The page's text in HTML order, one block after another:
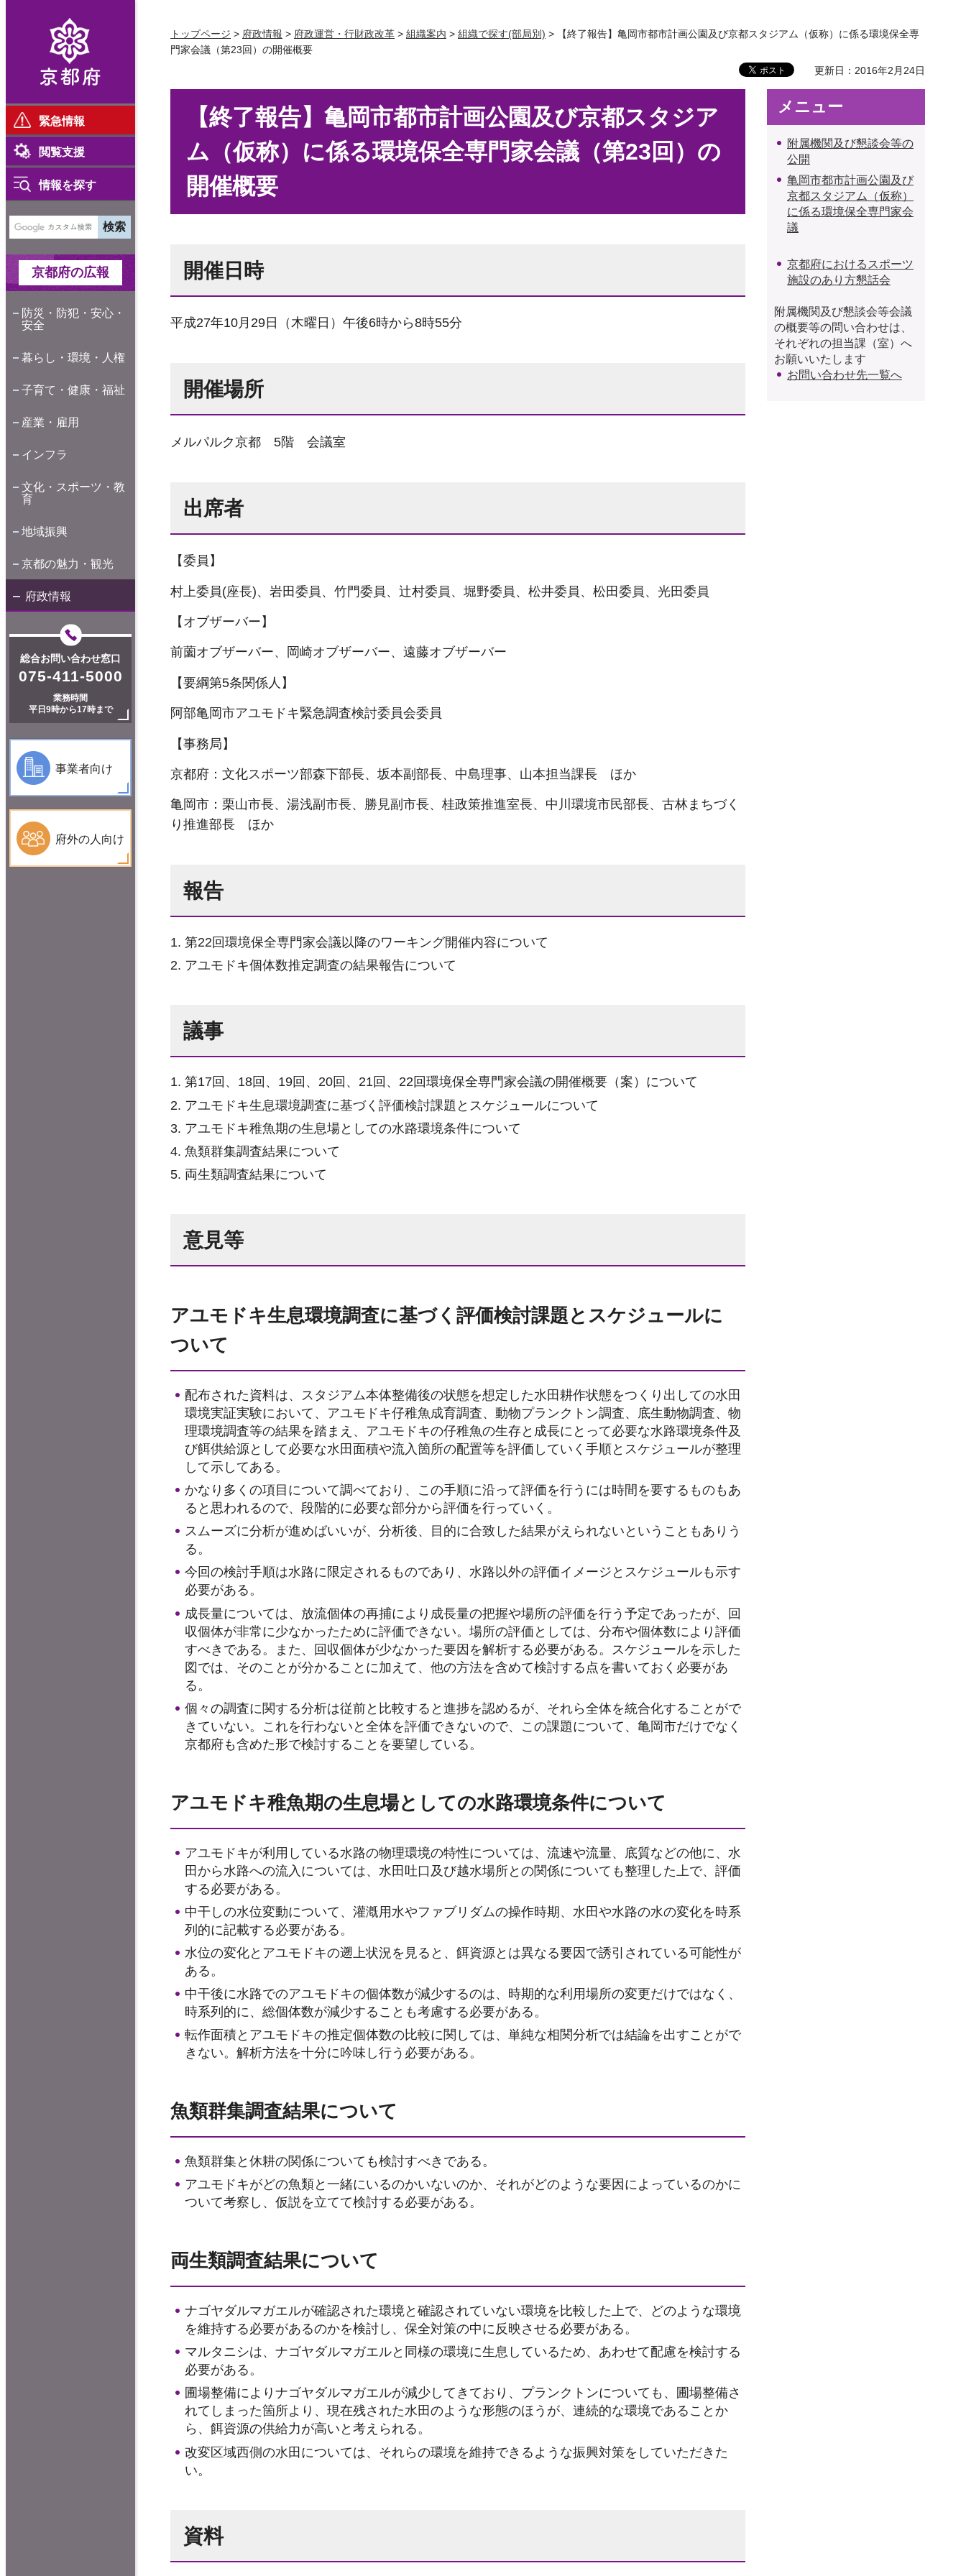
緊急情報
閲覧支援
情報を探す
京都府の広報
防災・防犯・安心・
安全
暮らし・環境・人権
子育て・健康・福祉
産業・雇用
インフラ
文化・スポーツ・教
育
地域振興
京都の魅力・観光
府政情報
総合お問い合わせ窓口
075-411-5000
業務時間
平日9時から17時まで
事業者向け
府外の人向け
トップページ > 府政情報 > 府政運営・行財政改革 > 組織案内 > 組織で探す(部局別) > 【終了報告】亀岡市都市計画公園及び京都スタジアム（仮称）に係る環境保全専
門家会議（第23回）の開催概要
更新日：2016年2月24日
【終了報告】亀岡市都市計画公園及び京都スタジア
ム（仮称）に係る環境保全専門家会議（第23回）の
開催概要
開催日時
平成27年10月29日（木曜日）午後6時から8時55分
開催場所
メルパルク京都 5階 会議室
出席者
【委員】
村上委員(座長)、岩田委員、竹門委員、辻村委員、堀野委員、松井委員、松田委員、光田委員
【オブザーバー】
前薗オブザーバー、岡崎オブザーバー、遠藤オブザーバー
【要綱第5条関係人】
阿部亀岡市アユモドキ緊急調査検討委員会委員
【事務局】
京都府：文化スポーツ部森下部長、坂本副部長、中島理事、山本担当課長 ほか
亀岡市：栗山市長、湯浅副市長、勝見副市長、桂政策推進室長、中川環境市民部長、古林まちづく
り推進部長 ほか
報告
第22回環境保全専門家会議以降のワーキング開催内容について
アユモドキ個体数推定調査の結果報告について
議事
第17回、18回、19回、20回、21回、22回環境保全専門家会議の開催概要（案）について
アユモドキ生息環境調査に基づく評価検討課題とスケジュールについて
アユモドキ稚魚期の生息場としての水路環境条件について
魚類群集調査結果について
両生類調査結果について
意見等
アユモドキ生息環境調査に基づく評価検討課題とスケジュールに
ついて
配布された資料は、スタジアム本体整備後の状態を想定した水田耕作状態をつくり出しての水田
環境実証実験において、アユモドキ仔稚魚成育調査、動物プランクトン調査、底生動物調査、物
理環境調査等の結果を踏まえ、アユモドキの仔稚魚の生存と成長にとって必要な水路環境条件及
び餌供給源として必要な水田面積や流入箇所の配置等を評価していく手順とスケジュールが整理
して示してある。
かなり多くの項目について調べており、この手順に沿って評価を行うには時間を要するものもあ
ると思われるので、段階的に必要な部分から評価を行っていく。
スムーズに分析が進めばいいが、分析後、目的に合致した結果がえられないということもありう
る。
今回の検討手順は水路に限定されるものであり、水路以外の評価イメージとスケジュールも示す
必要がある。
成長量については、放流個体の再捕により成長量の把握や場所の評価を行う予定であったが、回
収個体が非常に少なかったために評価できない。場所の評価としては、分布や個体数により評価
すべきである。また、回収個体が少なかった要因を解析する必要がある。スケジュールを示した
図では、そのことが分かることに加えて、他の方法を含めて検討する点を書いておく必要があ
る。
個々の調査に関する分析は従前と比較すると進捗を認めるが、それら全体を統合化することがで
きていない。これを行わないと全体を評価できないので、この課題について、亀岡市だけでなく
京都府も含めた形で検討することを要望している。
アユモドキ稚魚期の生息場としての水路環境条件について
アユモドキが利用している水路の物理環境の特性については、流速や流量、底質などの他に、水
田から水路への流入については、水田吐口及び越水場所との関係についても整理した上で、評価
する必要がある。
中干しの水位変動について、灌漑用水やファブリダムの操作時期、水田や水路の水の変化を時系
列的に記載する必要がある。
水位の変化とアユモドキの遡上状況を見ると、餌資源とは異なる要因で誘引されている可能性が
ある。
中干後に水路でのアユモドキの個体数が減少するのは、時期的な利用場所の変更だけではなく、
時系列的に、総個体数が減少することも考慮する必要がある。
転作面積とアユモドキの推定個体数の比較に関しては、単純な相関分析では結論を出すことがで
きない。解析方法を十分に吟味し行う必要がある。
魚類群集調査結果について
魚類群集と休耕の関係についても検討すべきである。
アユモドキがどの魚類と一緒にいるのかいないのか、それがどのような要因によっているのかに
ついて考察し、仮説を立てて検討する必要がある。
両生類調査結果について
ナゴヤダルマガエルが確認された環境と確認されていない環境を比較した上で、どのような環境
を維持する必要があるのかを検討し、保全対策の中に反映させる必要がある。
マルタニシは、ナゴヤダルマガエルと同様の環境に生息しているため、あわせて配慮を検討する
必要がある。
圃場整備によりナゴヤダルマガエルが減少してきており、プランクトンについても、圃場整備さ
れてしまった箇所より、現在残された水田のような形態のほうが、連続的な環境であることか
ら、餌資源の供給力が高いと考えられる。
改変区域西側の水田については、それらの環境を維持できるような振興対策をしていただきた
い。
資料
メニュー
附属機関及び懇談会等の
公開
亀岡市都市計画公園及び
京都スタジアム（仮称）
に係る環境保全専門家会
議
京都府におけるスポーツ
施設のあり方懇話会
附属機関及び懇談会等会議
の概要等の問い合わせは、
それぞれの担当課（室）へ
お願いいたします
お問い合わせ先一覧へ